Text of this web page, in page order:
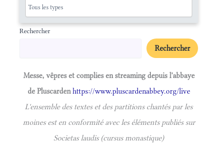
Rechercher
Rechercher
Messe, vêpres et complies en streaming depuis l'abbaye
de Pluscardenhttps://www.pluscardenabbey.org/live
L'ensemble des textes et des partitions chantés par les
moines est en conformité avec les éléments publiés sur
Societas laudis (cursus monastique)